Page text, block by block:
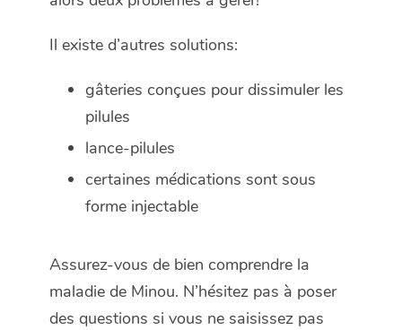
Il existe d’autres solutions:
gâteries conçues pour dissimuler les
pilules
lance-pilules
certaines médications sont sous
forme injectable
Assurez-vous de bien comprendre la
maladie de Minou. N’hésitez pas à poser
des questions si vous ne saisissez pas